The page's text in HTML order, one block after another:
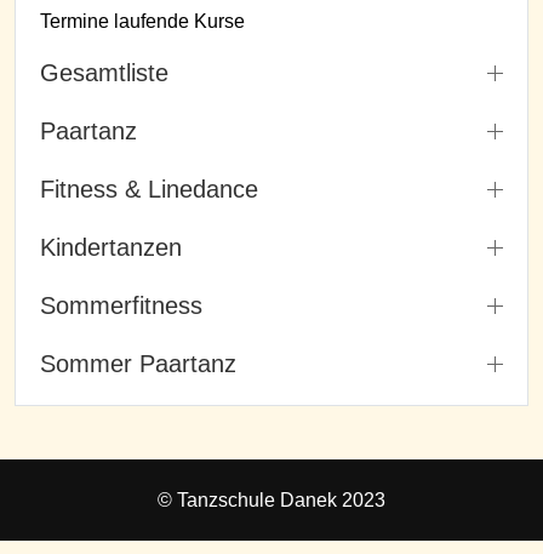
Termine laufende Kurse
Gesamtliste
Paartanz
Fitness & Linedance
Kindertanzen
Sommerfitness
Sommer Paartanz
© Tanzschule Danek 2023